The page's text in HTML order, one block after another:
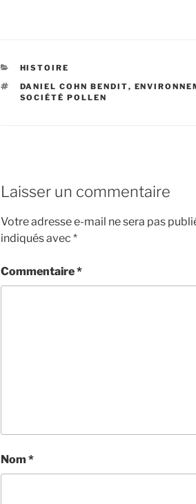
CATÉGORIES
HISTOIRE
ÉTIQUETTES
DANIEL COHN BENDIT,
SOCIÉTÉ POLLEN
Laisser un commentaire
Votre adresse e-mail ne sera pas
indiqués avec *
Commentaire*
Nom *